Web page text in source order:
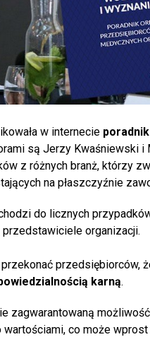
w internecie
są Jerzy Kwaśniewski i
z różnych branż, którzy
na płaszczyźnie
do licznych
organizacji.
przedsiębiorców,
karną.
zagwarantowaną
co może